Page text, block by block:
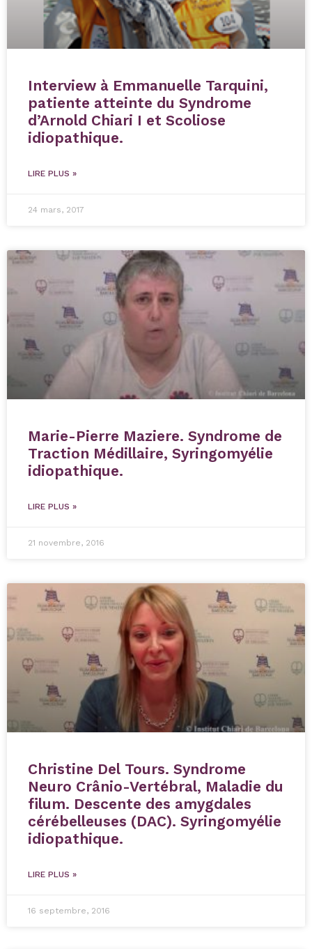
Interview à Emmanuelle Tarquini,
patiente atteinte du Syndrome
d’Arnold Chiari I et Scoliose
idiopathique.
LIRE PLUS »
24 mars, 2017
Marie-Pierre Maziere. Syndrome de
Traction Médillaire, Syringomyélie
idiopathique.
LIRE PLUS »
21 novembre, 2016
Christine Del Tours. Syndrome
Neuro Crânio-Vertébral, Maladie du
filum. Descente des amygdales
cérébelleuses (DAC). Syringomyélie
idiopathique.
LIRE PLUS »
16 septembre, 2016